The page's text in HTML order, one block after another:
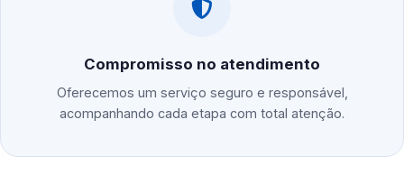
Compromisso no atendimento
Oferecemos um serviço seguro e responsável,
acompanhando cada etapa com total atenção.